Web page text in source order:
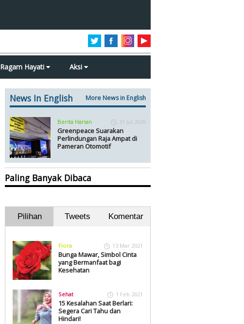
Ragam Hayati Aksi
News In English More News in English
Berita Harian 31 Jul 2026
Greenpeace Suarakan
Perlindungan Raja Ampat di
Pameran Otomotif
Paling Banyak Dibaca
Pilihan Tweets Komentar
Flora 13 Mar 2021
Bunga Mawar, Simbol Cinta
yang Bermanfaat bagi
Kesehatan
Sehat 1 Feb 2021
15 Kesalahan Saat Berlari:
Segera Cari Tahu dan
Hindari!